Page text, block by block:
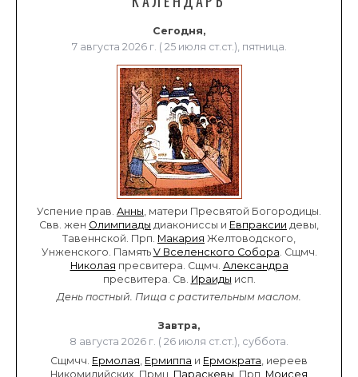
Сегодня,
7 августа 2026 г. ( 25 июля ст.ст.), пятница.
Успение прав. Анны, матери Пресвятой Богородицы.
Свв. жен Олимпиады диакониссы и Евпраксии девы,
Тавеннской. Прп. Макария Желтоводского,
Унженского. Память V Вселенского Собора. Сщмч.
Николая пресвитера. Сщмч. Александра
пресвитера. Св. Ираиды исп.
День постный. Пища с растительным маслом.
Завтра,
8 августа 2026 г. ( 26 июля ст.ст.), суббота.
Сщмчч. Ермолая, Ермиппа и Ермократа, иереев
Никомидийских. Прмц. Параскевы. Прп. Моисея